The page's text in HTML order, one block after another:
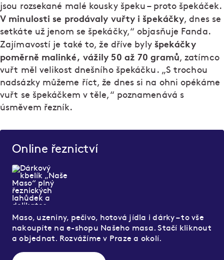
jsou rozsekané malé kousky špeku – proto špekáček.
V minulosti se prodávaly vuřty i špekáčky, dnes se
setkáte už jenom se špekáčky,“ objasňuje Fanda.
Zajímavostí je také to, že dříve byly špekáčky
poměrně malinké, vážily 50 až 70 gramů, zatímco
vuřt měl velikost dnešního špekáčku. „S trochou
nadsázky můžeme říct, že dnes si na ohni opékáme
vuřt se špekáčkem v těle,“ poznamenává s
úsměvem řezník.
Online řeznictví
Maso, uzeniny, pečivo, hotová jídla i dárky – to vše
nakoupíte na e-shopu Našeho masa. Stačí kliknout
a objednat. Rozvážíme v Praze a okolí.